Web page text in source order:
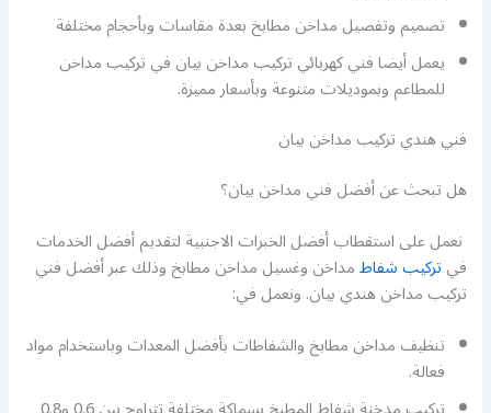
تصميم وتفصيل مداخن مطابخ بعدة مقاسات وبأحجام مختلفة
يعمل أيضا فني كهربائي تركيب مداخن بيان في تركيب مداخن
للمطاعم وبموديلات متنوعة وبأسعار مميزة.
فني هندي تركيب مداخن بيان
هل تبحث عن أفضل فني مداخن بيان؟
نعمل على استقطاب أفضل الخبرات الاجنبية لتقديم أفضل الخدمات
فيتركيب شفاطمداخن وغسيل مداخن مطابخ وذلك عبر أفضل فني
تركيب مداخن هندي بيان. ونعمل في:
تنظيف مداخن مطابخ والشفاطات بأفضل المعدات وباستخدام مواد
فعالة.